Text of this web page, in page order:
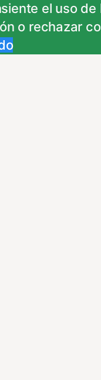
el uso de
o rechazar